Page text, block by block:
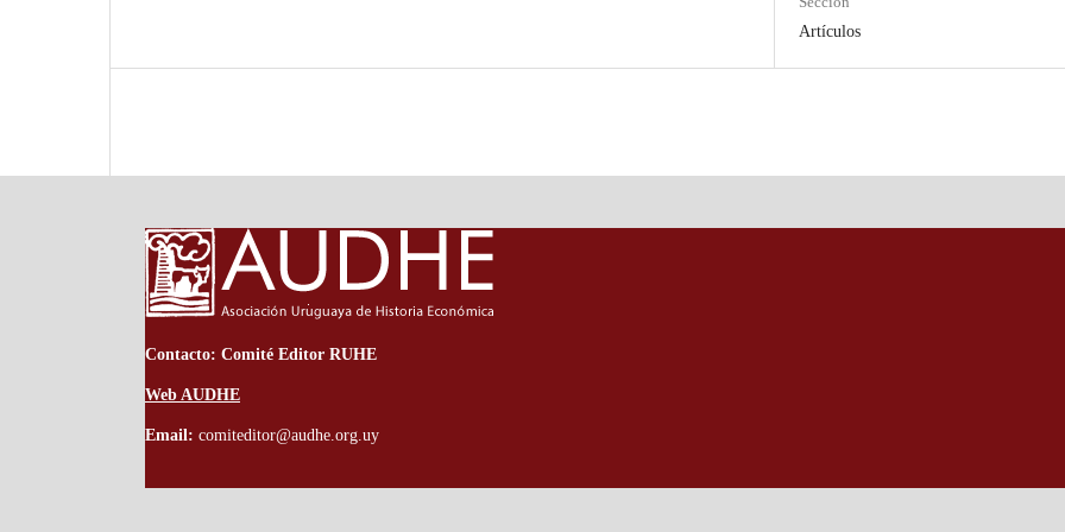
Artículos
Contacto: Comité Editor RUHE
Web AUDHE
Email: comiteditor@audhe.org.uy